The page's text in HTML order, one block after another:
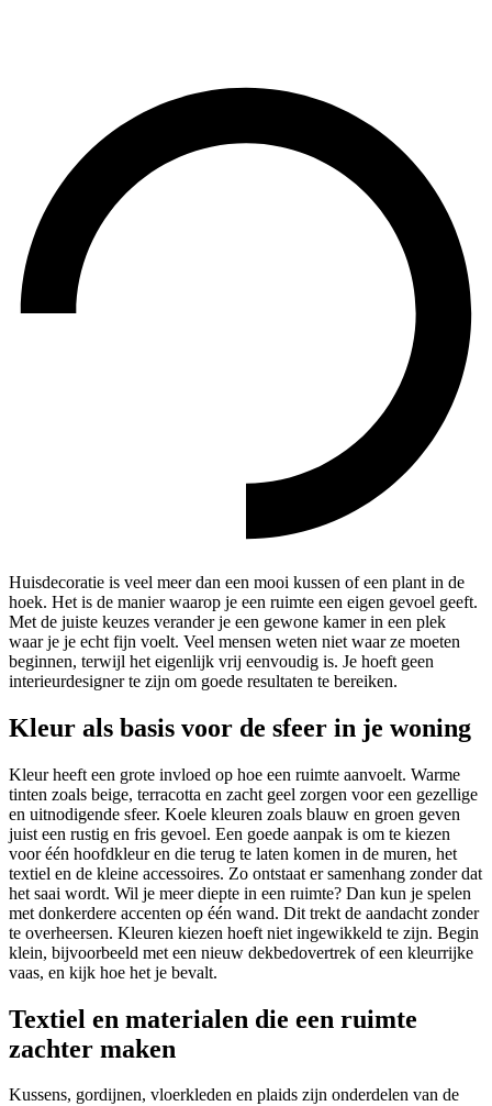
Huisdecoratie is veel meer dan een mooi kussen of een plant in de
hoek. Het is de manier waarop je een ruimte een eigen gevoel geeft.
Met de juiste keuzes verander je een gewone kamer in een plek
waar je je echt fijn voelt. Veel mensen weten niet waar ze moeten
beginnen, terwijl het eigenlijk vrij eenvoudig is. Je hoeft geen
interieurdesigner te zijn om goede resultaten te bereiken.
Kleur als basis voor de sfeer in je woning
Kleur heeft een grote invloed op hoe een ruimte aanvoelt. Warme
tinten zoals beige, terracotta en zacht geel zorgen voor een gezellige
en uitnodigende sfeer. Koele kleuren zoals blauw en groen geven
juist een rustig en fris gevoel. Een goede aanpak is om te kiezen
voor één hoofdkleur en die terug te laten komen in de muren, het
textiel en de kleine accessoires. Zo ontstaat er samenhang zonder dat
het saai wordt. Wil je meer diepte in een ruimte? Dan kun je spelen
met donkerdere accenten op één wand. Dit trekt de aandacht zonder
te overheersen. Kleuren kiezen hoeft niet ingewikkeld te zijn. Begin
klein, bijvoorbeeld met een nieuw dekbedovertrek of een kleurrijke
vaas, en kijk hoe het je bevalt.
Textiel en materialen die een ruimte
zachter maken
Kussens, gordijnen, vloerkleden en plaids zijn onderdelen van de